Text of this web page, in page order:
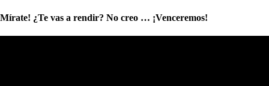
Mírate! ¿Te vas a rendir? No creo … ¡Venceremos!